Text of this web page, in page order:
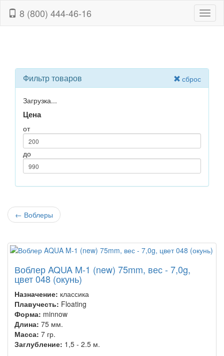
8 (800) 444-46-16
сброс
Фильтр товаров
Загрузка...
Цена
от
до
← Воблеры
Воблер AQUA M-1 (new) 75mm, вес - 7,0g,
цвет 048 (окунь)
Назначение: классика
Плавучесть: Floating
Форма: minnow
Длина: 75 мм.
Масса: 7 гр.
Заглубление: 1,5 - 2.5 м.